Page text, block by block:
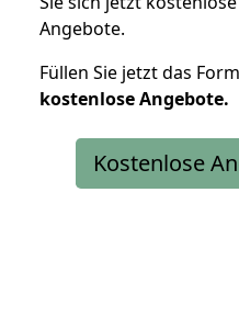
Angebote.
Füllen Sie jetzt das
kostenloseAngebote.
Kostenlose